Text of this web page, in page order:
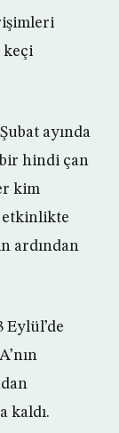
keçi
Şubat ayında
hindi çan
kim
etkinlikte
ardından
Eylül’de
kaldı.